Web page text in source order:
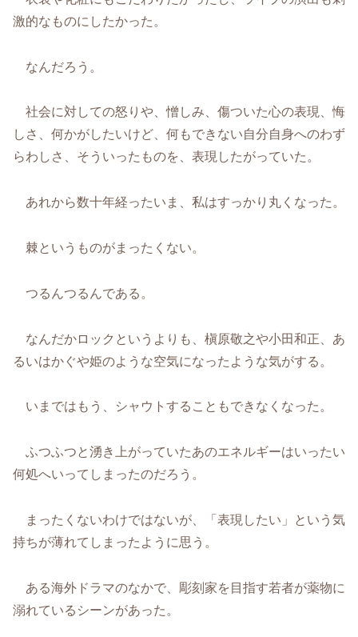
激的なものにしたかった。
なんだろう。
社会に対しての怒りや、憎しみ、傷ついた心の表現、悔
しさ、何かがしたいけど、何もできない自分自身へのわず
らわしさ、そういったものを、表現したがっていた。
あれから数十年経ったいま、私はすっかり丸くなった。
棘というものがまったくない。
つるんつるんである。
なんだかロックというよりも、槇原敬之や小田和正、あ
るいはかぐや姫のような空気になったような気がする。
いまではもう、シャウトすることもできなくなった。
ふつふつと湧き上がっていたあのエネルギーはいったい
何処へいってしまったのだろう。
まったくないわけではないが、「表現したい」という気
持ちが薄れてしまったように思う。
ある海外ドラマのなかで、彫刻家を目指す若者が薬物に
溺れているシーンがあった。